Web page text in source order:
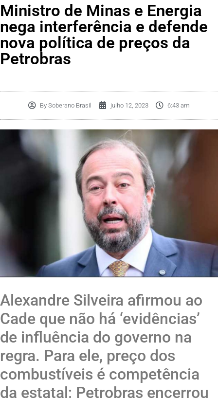
Ministro de Minas e Energia
nega interferência e defende
nova política de preços da
Petrobras
By Soberano Brasil julho 12, 2023 6:43 am
Alexandre Silveira afirmou ao
Cade que não há ‘evidências’
de influência do governo na
regra. Para ele, preço dos
combustíveis é competência
da estatal; Petrobras encerrou